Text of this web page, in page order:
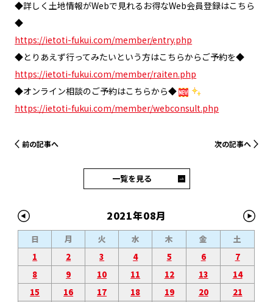
◆詳しく土地情報がWebで見れるお得なWeb会員登録はこちら
◆
https://ietoti-fukui.com/member/entry.php
◆とりあえず行ってみたいという方はこちらからご予約を◆
https://ietoti-fukui.com/member/raiten.php
◆オンライン相談のご予約はこちらから◆
https://ietoti-fukui.com/member/webconsult.php
前の記事へ
一覧を見る
次の記事へ
2021年08月
日 月 火 水 木 金
土
1
2 3 4 5 6
7
8
9 10 11 12 13
14
15
16 17 18 19 20
21